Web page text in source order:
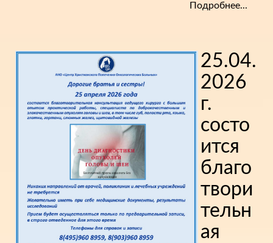
Подробнее...
25.04.
2026
г.
состо
ится
благо
твори
тельн
ая